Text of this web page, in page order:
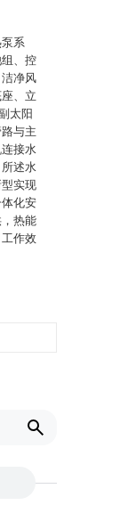
系
、控
净风
、立
太阳
与主
接水
述水
实现
化安
热能
作效